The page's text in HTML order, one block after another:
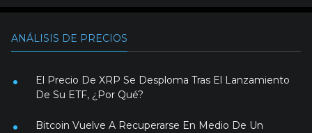
ANÁLISIS DE PRECIOS
El Precio De XRP Se Desploma Tras El Lanzamiento
De Su ETF, ¿Por Qué?
Bitcoin Vuelve A Recuperarse En Medio De Un